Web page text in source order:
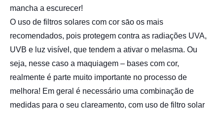
mancha a escurecer!
O uso de filtros solares com cor sāo os mais
recomendados, pois protegem contra as radiações UVA,
UVB e luz visível, que tendem a ativar o melasma. Ou
seja, nesse caso a maquiagem – bases com cor,
realmente é parte muito importante no processo de
melhora! Em geral é necessário uma combinação de
medidas para o seu clareamento, com uso de filtro solar